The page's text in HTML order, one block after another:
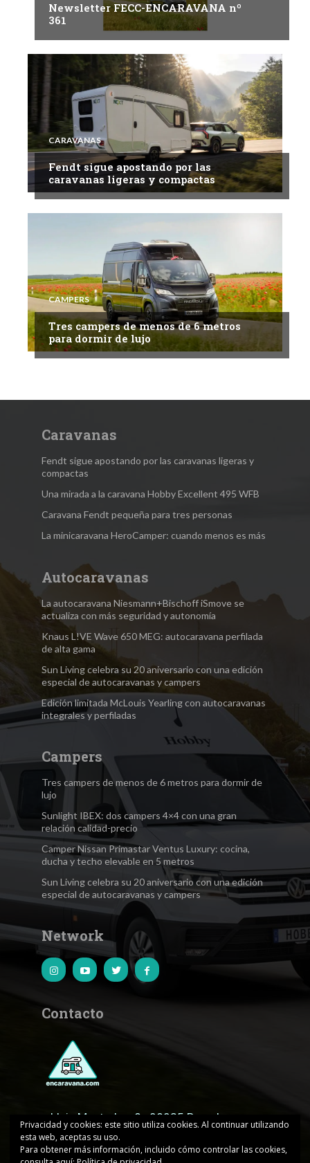
Newsletter FECC-ENCARAVANA nº
361
CARAVANAS
Fendt sigue apostando por las
caravanas ligeras y compactas
CAMPERS
Tres campers de menos de 6 metros
para dormir de lujo
Caravanas
Fendt sigue apostando por las caravanas ligeras y
compactas
Una mirada a la caravana Hobby Excellent 495 WFB
Caravana Fendt pequeña para tres personas
La minicaravana HeroCamper: cuando menos es más
Autocaravanas
La autocaravana Niesmann+Bischoff iSmove se
actualiza con más seguridad y autonomía
Knaus L!VE Wave 650 MEG: autocaravana perfilada
de alta gama
Sun Living celebra su 20 aniversario con una edición
especial de autocaravanas y campers
Edición limitada McLouis Yearling con autocaravanas
integrales y perfiladas
Campers
Tres campers de menos de 6 metros para dormir de
lujo
Sunlight IBEX: dos campers 4×4 con una gran
relación calidad-precio
Camper Nissan Primastar Ventus Luxury: cocina,
ducha y techo elevable en 5 metros
Sun Living celebra su 20 aniversario con una edición
especial de autocaravanas y campers
Network
Contacto
c.Lluis Muntadas, 8 · 08035 Barcelona
encaravana@edicionesjd.com
Privacidad y cookies: este sitio utiliza cookies. Al continuar utilizando
esta web, aceptas su uso.
Para obtener más información, incluido cómo controlar las cookies,